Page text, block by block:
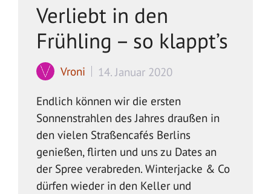
Verliebt in den
Frühling – so klappt’s
Vroni
14. Januar 2020
Endlich können wir die ersten
Sonnenstrahlen des Jahres draußen in
den vielen Straßencafés Berlins
genießen, flirten und uns zu Dates an
der Spree verabreden. Winterjacke & Co
dürfen wieder in den Keller und